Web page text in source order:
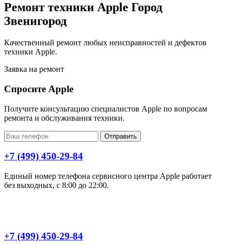
Ремонт техники Apple Город
Звенигород
Качественный ремонт любых неисправностей и дефектов
техники Apple.
Заявка на ремонт
Спросите Apple
Получите консультацию специалистов Apple по вопросам
ремонта и обслуживания техники.
Отправить
+7 (499) 450-29-84
Единый номер телефона сервисного центра Apple работает
без выходных, с 8:00 до 22:00.
+7 (499) 450-29-84